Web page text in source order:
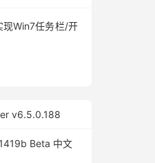
现Win7任务栏/开
v6.5.0.188
Beta 中文